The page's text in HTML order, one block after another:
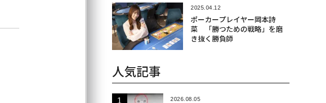
2025.04.12
ポーカープレイヤー岡本詩
菜 「勝つための戦略」を磨
き抜く勝負師
人気記事
2026.08.05